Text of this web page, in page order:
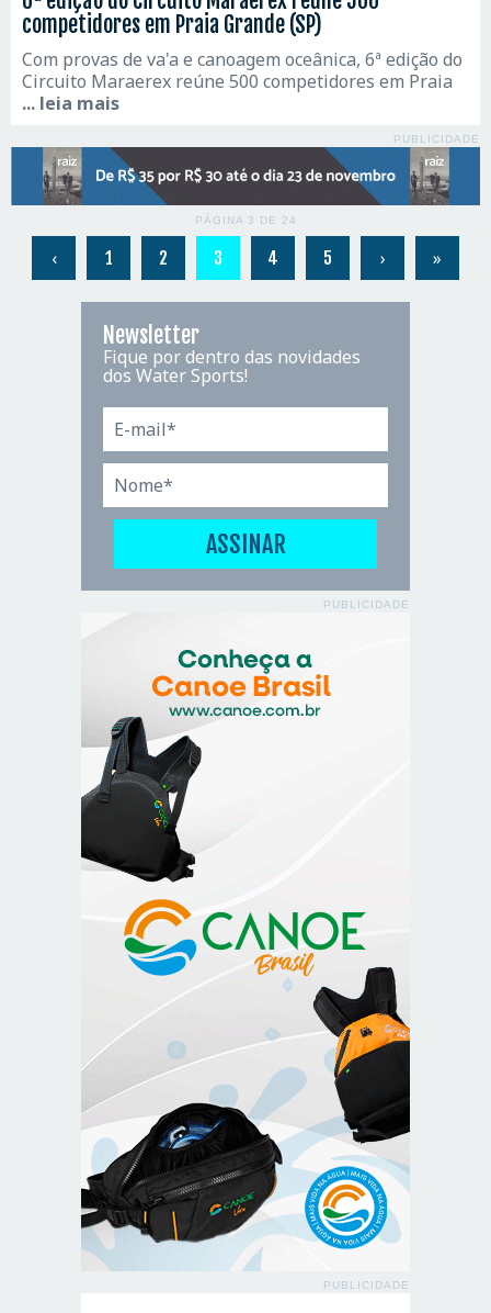
competidores em Praia Grande (SP)
Com provas de va'a e canoagem oceânica, 6ª edição do
Circuito Maraerex reúne 500 competidores em Praia
... leia mais
PUBLICIDADE
PÁGINA 3 DE 24
‹ 1 2 3 4 5 › »
Newsletter
Fique por dentro das novidades
dos Water Sports!
PUBLICIDADE
PUBLICIDADE